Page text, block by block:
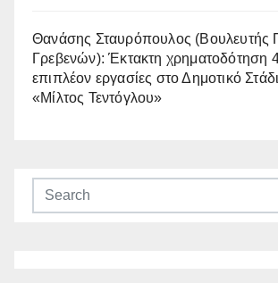
Θανάσης Σταυρόπουλος (Βουλευτής
Γρεβενών): Έκτακτη χρηματοδότηση
επιπλέον εργασίες στο Δημοτικό
«Μίλτος Τεντόγλου»